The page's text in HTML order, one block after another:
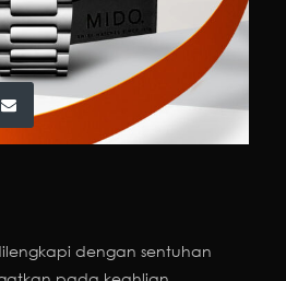
dengan sentuhan